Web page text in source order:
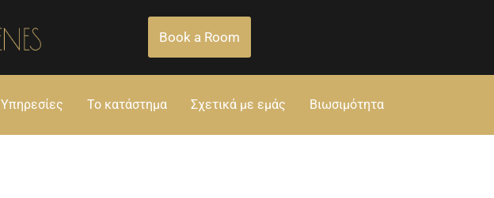
Book a Room
Υπηρεσίες Το κατάστημα Σχετικά με εμάς Βιωσιμότητα